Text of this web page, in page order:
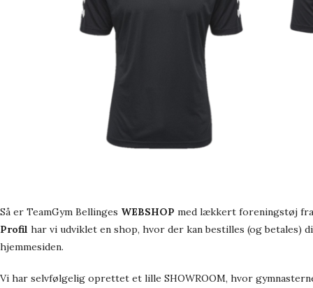
Så er TeamGym Bellinges WEBSHOP med lækkert foreningstøj
Profil har vi udviklet en shop, hvor der kan bestilles (og betales)
hjemmesiden.
Vi har selvfølgelig oprettet et lille SHOWROOM, hvor